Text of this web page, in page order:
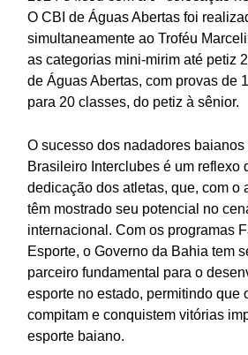
O CBI de Águas Abertas foi
simultaneamente ao Troféu
as categorias mini-mirim até petiz
de Águas Abertas, com provas de
para 20 classes, do petiz à sênior.
O sucesso dos nadadores
Brasileiro Interclubes é um reflexo
dedicação dos atletas, que, com o
têm mostrado seu potencial no
internacional. Com os programas
Esporte, o Governo da Bahia tem
parceiro fundamental para o
esporte no estado, permitindo que
compitam e conquistem vitórias
esporte baiano.